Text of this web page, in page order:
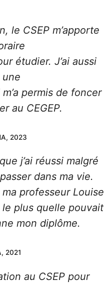
le CSEP m’apporte
étudier. J’ai aussi
une
permis de foncer
au CEGEP.
2023
j’ai réussi malgré
dans ma vie.
professeur Louise
le plus quelle pouvait
mon diplôme.
2021
au CSEP pour